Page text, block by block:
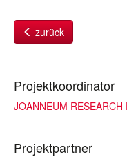
zurück
Projektkoordinator
JOANNEUM
Projektpartner